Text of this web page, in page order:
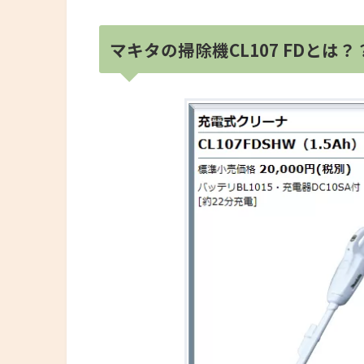
マキタの掃除機CL107 FDとは？